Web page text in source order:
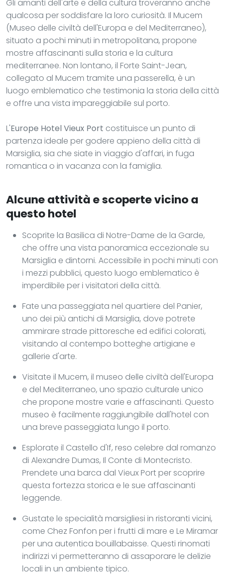
Gli amanti dell'arte e della cultura troveranno anche
qualcosa per soddisfare la loro curiosità. Il Mucem
(Museo delle civiltà dell'Europa e del Mediterraneo),
situato a pochi minuti in metropolitana, propone
mostre affascinanti sulla storia e la cultura
mediterranee. Non lontano, il Forte Saint-Jean,
collegato al Mucem tramite una passerella, è un
luogo emblematico che testimonia la storia della città
e offre una vista impareggiabile sul porto.
L'Europe Hotel Vieux Port costituisce un punto di
partenza ideale per godere appieno della città di
Marsiglia, sia che siate in viaggio d'affari, in fuga
romantica o in vacanza con la famiglia.
Alcune attività e scoperte vicino a
questo hotel
Scoprite la Basilica di Notre-Dame de la Garde,
che offre una vista panoramica eccezionale su
Marsiglia e dintorni. Accessibile in pochi minuti con
i mezzi pubblici, questo luogo emblematico è
imperdibile per i visitatori della città.
Fate una passeggiata nel quartiere del Panier,
uno dei più antichi di Marsiglia, dove potrete
ammirare strade pittoresche ed edifici colorati,
visitando al contempo botteghe artigiane e
gallerie d'arte.
Visitate il Mucem, il museo delle civiltà dell'Europa
e del Mediterraneo, uno spazio culturale unico
che propone mostre varie e affascinanti. Questo
museo è facilmente raggiungibile dall'hotel con
una breve passeggiata lungo il porto.
Esplorate il Castello d'If, reso celebre dal romanzo
di Alexandre Dumas, Il Conte di Montecristo.
Prendete una barca dal Vieux Port per scoprire
questa fortezza storica e le sue affascinanti
leggende.
Gustate le specialità marsigliesi in ristoranti vicini,
come Chez Fonfon per i frutti di mare e Le Miramar
per una autentica bouillabaisse. Questi rinomati
indirizzi vi permetteranno di assaporare le delizie
locali in un ambiente tipico.